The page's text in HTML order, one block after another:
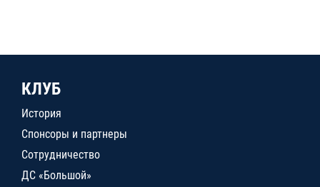
КЛУБ
История
Спонсоры и партнеры
Сотрудничество
ДС «Большой»